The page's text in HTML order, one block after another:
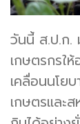
วันนี้ ส.ป.ก.
เกษตรกรใ
เคลื่อนนโย
เกษตรและ